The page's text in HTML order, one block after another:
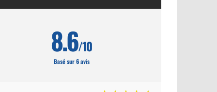
8.6/10
Basé sur 6 avis